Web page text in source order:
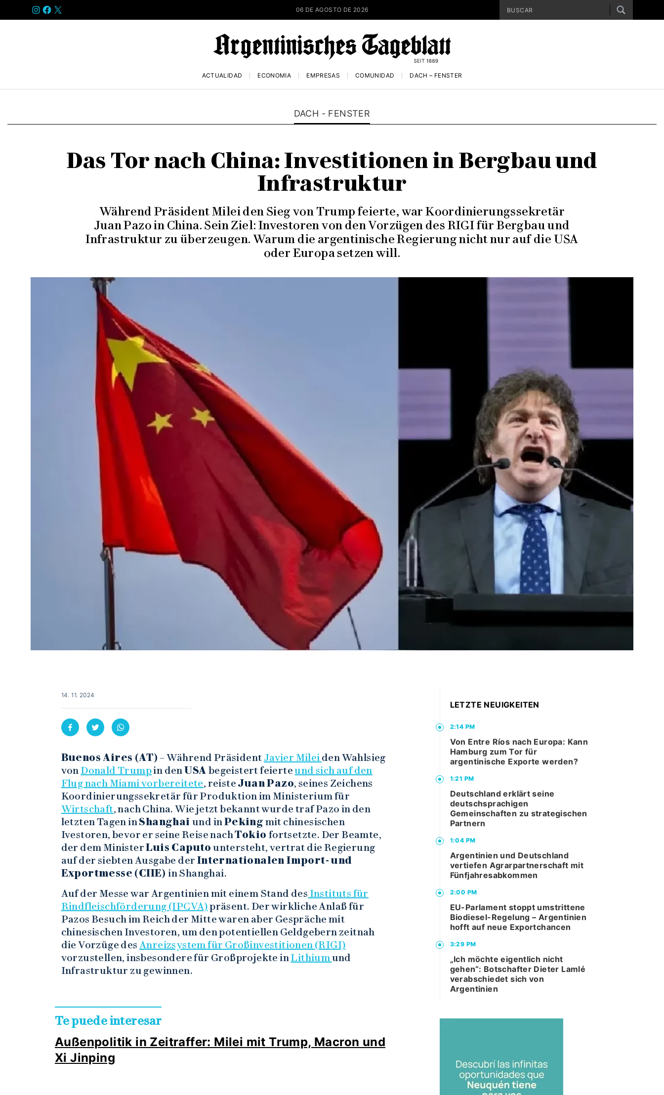
INSTAGRAM
FACEBOOK
X 06 DE AGOSTO DE 2026
ACTUALIDAD ECONOMÍA EMPRESAS COMUNIDAD DACH – FENSTER
DACH - FENSTER
Das Tor nach China: Investitionen in Bergbau und
Infrastruktur
Während Präsident Milei den Sieg von Trump feierte, war Koordinierungssekretär
Juan Pazo in China. Sein Ziel: Investoren von den Vorzügen des RIGI für Bergbau und
Infrastruktur zu überzeugen. Warum die argentinische Regierung nicht nur auf die USA
oder Europa setzen will.
14. 11. 2024
Buenos Aires (AT) – Während Präsident Javier Milei den Wahlsieg
vonDonald Trumpin denUSA begeistert feierteund sich auf den
Flug nach Miami vorbereitete, reiste Juan Pazo, seines Zeichens
Koordinierungssekretär für Produktion im Ministerium für
Wirtschaft, nach China. Wie jetzt bekannt wurde traf Pazo in den
letzten Tagen inShanghaiund inPeking mit chinesischen
Ivestoren, bevor er seine Reise nachTokio fortsetzte. Der Beamte,
der dem MinisterLuis Caputo untersteht, vertrat die Regierung
auf der siebten Ausgabe der Internationalen Import- und
Exportmesse (CIIE)in Shanghai.
Auf der Messe war Argentinien mit einem Stand des Instituts für
Rindfleischförderung (IPCVA)präsent. Der wirkliche Anlaß für
Pazos Besuch im Reich der Mitte waren aber Gespräche mit
chinesischen Investoren, um den potentiellen Geldgebern zeitnah
die Vorzüge desAnreizsystem für Großinvestitionen (RIGI)
vorzustellen, insbesondere für Großprojekte inLithiumund
Infrastruktur zu gewinnen.
Te puede interesar
Außenpolitik in Zeitraffer: Milei mit Trump, Macron und
Xi Jinping
LETZTE NEUIGKEITEN
2:14 PM
Von Entre Ríos nach Europa: Kann
Hamburg zum Tor für
argentinische Exporte werden?
1:21 PM
Deutschland erklärt seine
deutschsprachigen
Gemeinschaften zu strategischen
Partnern
1:04 PM
Argentinien und Deutschland
vertiefen Agrarpartnerschaft mit
Fünfjahresabkommen
2:00 PM
EU-Parlament stoppt umstrittene
Biodiesel-Regelung – Argentinien
hofft auf neue Exportchancen
3:29 PM
„Ich möchte eigentlich nicht
gehen“: Botschafter Dieter Lamlé
verabschiedet sich von
Argentinien